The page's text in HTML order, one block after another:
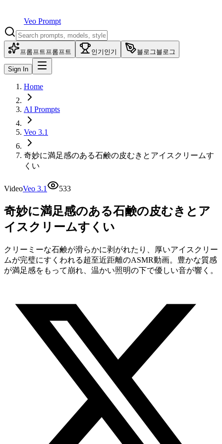
Veo Prompt
프롬프트프롬프트 인기 인기 블로그블로그
Sign In
Home
AI Prompts
Veo 3.1
奇妙に満足感のある石鹸の皮むきとアイスクリームす
くい
VideoVeo 3.1 533
奇妙に満足感のある石鹸の皮むきとア
イスクリームすくい
クリーミーな石鹸が滑らかに剥がれたり、厚いアイスクリー
ムが完璧にすくわれる超至近距離のASMR動画。豊かな質感
が満足感をもって崩れ、温かい照明の下で優しい音が響く。